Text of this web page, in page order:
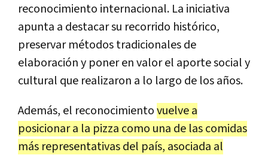
reconocimiento internacional. La iniciativa
apunta a destacar su recorrido histórico,
preservar métodos tradicionales de
elaboración y poner en valor el aporte social y
cultural que realizaron a lo largo de los años.
Además, el reconocimientovuelve a
posicionar a la pizza como una de las comidas
más representativas del país, asociada al